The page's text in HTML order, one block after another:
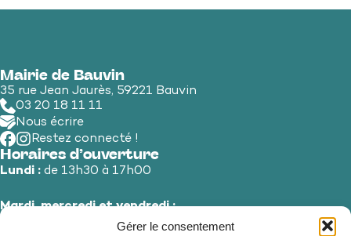
Gérer le consentement
Mairie de Bauvin
35 rue Jean Jaurès, 59221 Bauvin
03 20 18 11 11
Nous écrire
Restez connecté !
Horaires d’ouverture
Lundi : de 13h30 à 17h00
Mardi, mercredi et vendredi :
de 8h30 à 12h00 et de 13h30 à 17h00